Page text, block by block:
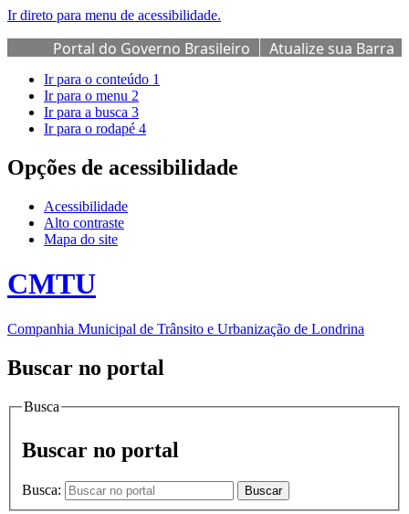
Ir direto para menu de acessibilidade.
Portal do Governo Brasileiro
Atualize sua Barra
de Governo
Ir para o conteúdo 1
Ir para o menu 2
Ir para a busca 3
Ir para o rodapé 4
Opções de acessibilidade
Acessibilidade
Alto contraste
Mapa do site
CMTU
Companhia Municipal de Trânsito e Urbanização de Londrina
Buscar no portal
Busca
Buscar no portal
Busca: Buscar